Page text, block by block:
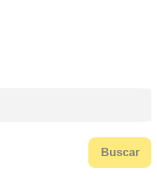
Buscar